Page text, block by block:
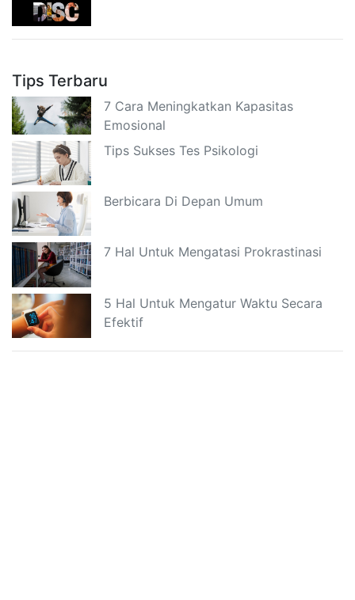
Tips Terbaru
7 Cara Meningkatkan Kapasitas
Emosional
Tips Sukses Tes Psikologi
Berbicara Di Depan Umum
7 Hal Untuk Mengatasi Prokrastinasi
5 Hal Untuk Mengatur Waktu Secara
Efektif